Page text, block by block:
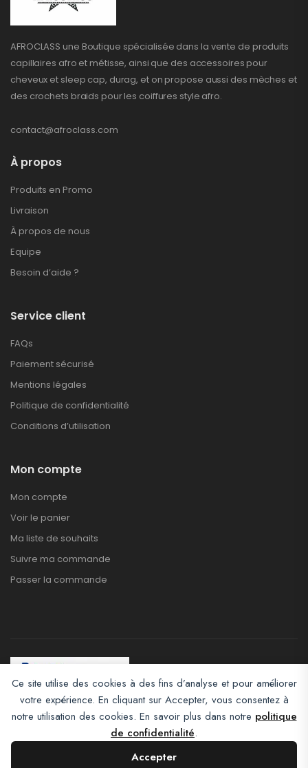
Ce site utilise des cookies à des fins d’analyse et pour améliorer
votre expérience. En cliquant sur Accepter, vous consentez à
notre utilisation des cookies. En savoir plus dans notre politique
de confidentialité.
Accepter
AFROCLASS une Boutique spécialisée dans la vente de produits
capillaires afro et métisse, ainsi que des accessoires pour
cheveux et sleep cap, durag, et on propose aussi des mèches et
des crochets braids pour les coiffures style afro.
contact@afroclass.com
À propos
Produits en Promo
Livraison
À propos de nous
Equipe
Besoin d’aide ?
Service client
FAQs
Paiement sécurisé
Mentions légales
Politique de confidentialité
Conditions d’utilisation
Mon compte
Mon compte
Voir le panier
Ma liste de souhaits
Suivre ma commande
Passer la commande
Afroclass eCommerce © 2026. All Rights Reserved